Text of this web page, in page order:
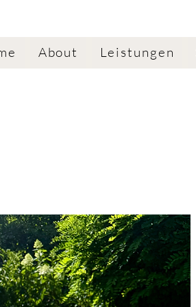
About Leistungen